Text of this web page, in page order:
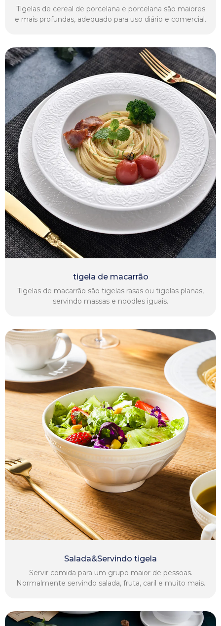
Tigelas de cereal de porcelana e porcelana são maiores
e mais profundas, adequado para uso diário e comercial.
tigela de macarrão
Tigelas de macarrão são tigelas rasas ou tigelas planas,
servindo massas e noodles iguais.
Salada&Servindo tigela
Servir comida para um grupo maior de pessoas.
Normalmente servindo salada, fruta, caril e muito mais.